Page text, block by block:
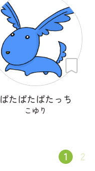
ぱたぱたぱたっち
こゆり
1 2